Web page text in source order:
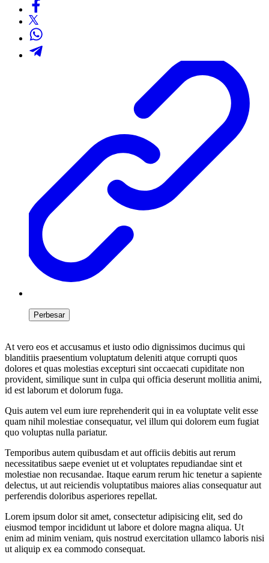
Perbesar
At vero eos et accusamus et iusto odio dignissimos ducimus qui
blanditiis praesentium voluptatum deleniti atque corrupti quos
dolores et quas molestias excepturi sint occaecati cupiditate non
provident, similique sunt in culpa qui officia deserunt mollitia animi,
id est laborum et dolorum fuga.
Quis autem vel eum iure reprehenderit qui in ea voluptate velit esse
quam nihil molestiae consequatur, vel illum qui dolorem eum fugiat
quo voluptas nulla pariatur.
Temporibus autem quibusdam et aut officiis debitis aut rerum
necessitatibus saepe eveniet ut et voluptates repudiandae sint et
molestiae non recusandae. Itaque earum rerum hic tenetur a sapiente
delectus, ut aut reiciendis voluptatibus maiores alias consequatur aut
perferendis doloribus asperiores repellat.
Lorem ipsum dolor sit amet, consectetur adipisicing elit, sed do
eiusmod tempor incididunt ut labore et dolore magna aliqua. Ut
enim ad minim veniam, quis nostrud exercitation ullamco laboris nisi
ut aliquip ex ea commodo consequat.